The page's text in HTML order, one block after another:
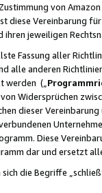
von
diese Vereinbarung
ihren jeweiligen
Fassung aller
alle anderen
werden („
Widersprüchen
dieser
Diese
dar und ersetzt
die Begriffe